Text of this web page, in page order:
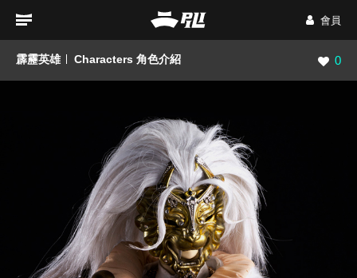
會員
霹靂英雄 Characters 角色介紹 瀏覽
0